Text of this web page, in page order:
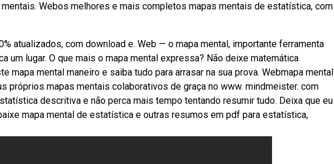
Webos melhores e mais completos mapas mentais de estatística, com
atualizados, com download e. Web — o mapa mental, importante ferramenta
um lugar. O que mais o mapa mental expressa? Não deixe matemática
mapa mental maneiro e saiba tudo para arrasar na sua prova. Webmapa mental
próprios mapas mentais colaborativos de graça no www. mindmeister. com
descritiva e não perca mais tempo tentando resumir tudo. Deixa que eu
mapa mental de estatística e outras resumos em pdf para estatística,